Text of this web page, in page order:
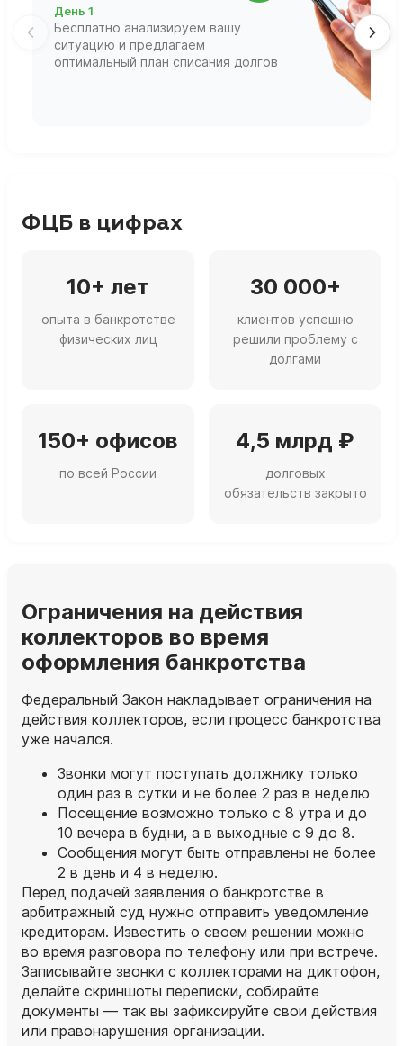
День 1
Бесплатно анализируем вашу
ситуацию и предлагаем
оптимальный план списания долгов
ФЦБ в цифрах
10+ лет
опыта в банкротстве
физических лиц
30 000+
клиентов успешно
решили проблему с
долгами
150+ офисов
по всей России
4,5 млрд ₽
долговых
обязательств закрыто
Ограничения на действия
коллекторов во время
оформления банкротства
Федеральный Закон накладывает ограничения на
действия коллекторов, если процесс банкротства
уже начался.
Звонки могут поступать должнику только
один раз в сутки и не более 2 раз в неделю
Посещение возможно только с 8 утра и до
10 вечера в будни, а в выходные с 9 до 8.
Сообщения могут быть отправлены не более
2 в день и 4 в неделю.
Перед подачей заявления о банкротстве в
арбитражный суд нужно отправить уведомление
кредиторам. Известить о своем решении можно
во время разговора по телефону или при встрече.
Записывайте звонки с коллекторами на диктофон,
делайте скриншоты переписки, собирайте
документы — так вы зафиксируйте свои действия
или правонарушения организации.